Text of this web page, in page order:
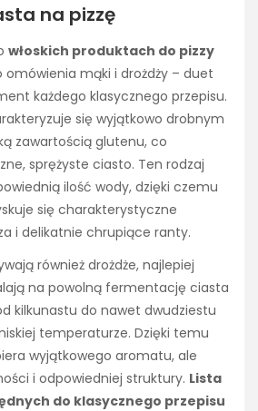
na pizzę
włoskich produktach do pizzy
omówienia mąki i drożdży – duet
każdego klasycznego przepisu.
się wyjątkowo drobnym
zawartością glutenu, co
sprężyste ciasto. Ten rodzaj
ilość wody, dzięki czemu
się charakterystyczne
i delikatnie chrupiące ranty.
również drożdże, najlepiej
na powolną fermentację ciasta
kilkunastu do nawet dwudziestu
temperaturze. Dzięki temu
wyjątkowego aromatu, ale
i odpowiedniej struktury. Lista
do klasycznego przepisu